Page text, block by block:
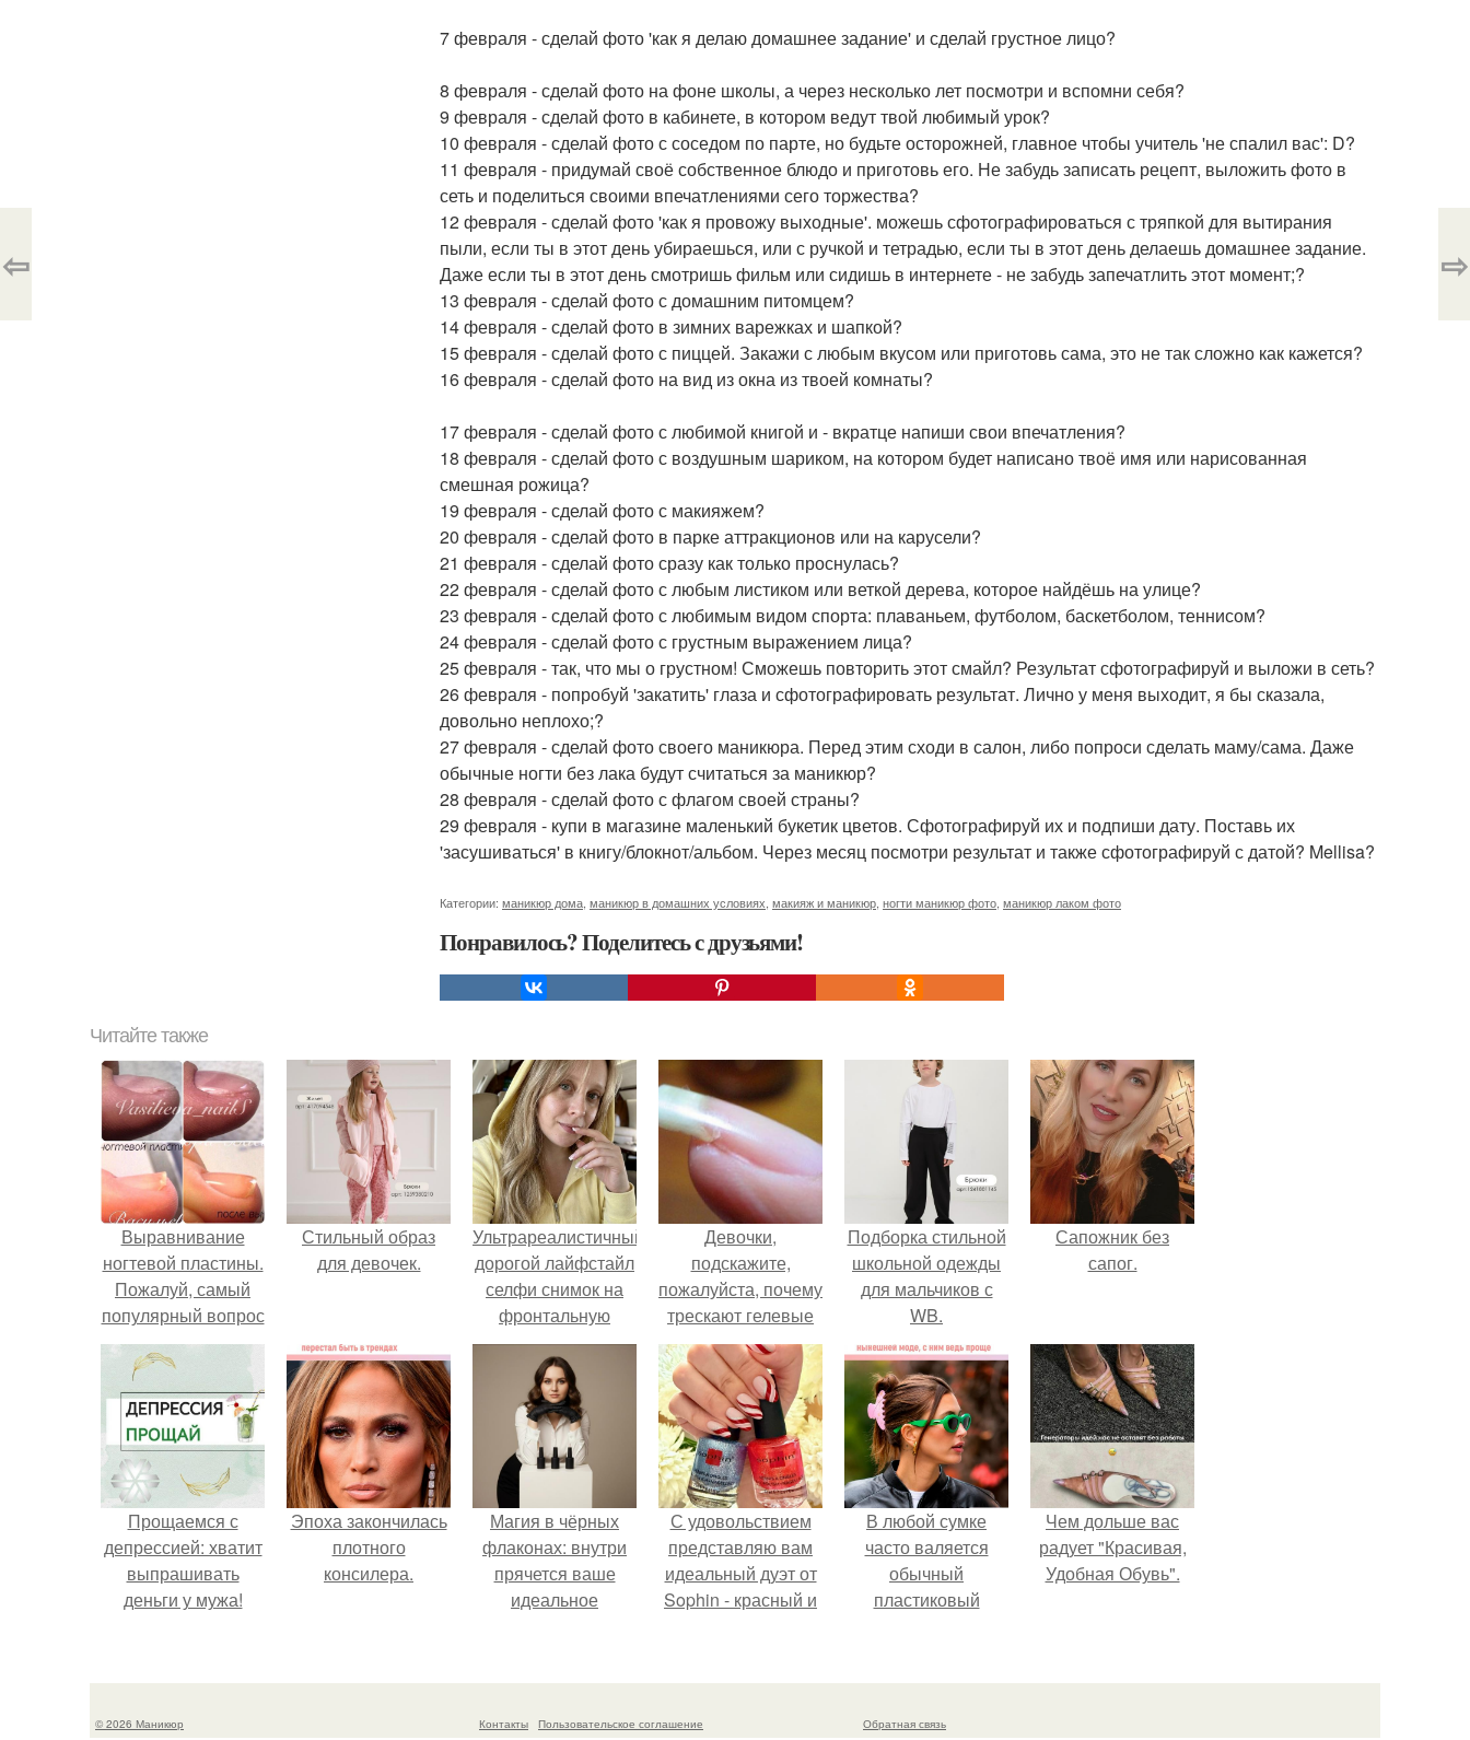
7 февраля - сделай фото 'как я делаю домашнее задание' и сделай грустное лицо?
8 февраля - сделай фото на фоне школы, а через несколько лет посмотри и вспомни себя?
9 февраля - сделай фото в кабинете, в котором ведут твой любимый урок?
10 февраля - сделай фото с соседом по парте, но будьте осторожней, главное чтобы учитель 'не спалил вас': D?
11 февраля - придумай своё собственное блюдо и приготовь его. Не забудь записать рецепт, выложить фото в
сеть и поделиться своими впечатлениями сего торжества?
12 февраля - сделай фото 'как я провожу выходные'. можешь сфотографироваться с тряпкой для вытирания
пыли, если ты в этот день убираешься, или с ручкой и тетрадью, если ты в этот день делаешь домашнее задание.
Даже если ты в этот день смотришь фильм или сидишь в интернете - не забудь запечатлить этот момент;?
13 февраля - сделай фото с домашним питомцем?
14 февраля - сделай фото в зимних варежках и шапкой?
15 февраля - сделай фото с пиццей. Закажи с любым вкусом или приготовь сама, это не так сложно как кажется?
16 февраля - сделай фото на вид из окна из твоей комнаты?
17 февраля - сделай фото с любимой книгой и - вкратце напиши свои впечатления?
18 февраля - сделай фото с воздушным шариком, на котором будет написано твоё имя или нарисованная
смешная рожица?
19 февраля - сделай фото с макияжем?
20 февраля - сделай фото в парке аттракционов или на карусели?
21 февраля - сделай фото сразу как только проснулась?
22 февраля - сделай фото с любым листиком или веткой дерева, которое найдёшь на улице?
23 февраля - сделай фото с любимым видом спорта: плаваньем, футболом, баскетболом, теннисом?
24 февраля - сделай фото с грустным выражением лица?
25 февраля - так, что мы о грустном! Сможешь повторить этот смайл? Результат сфотографируй и выложи в сеть?
26 февраля - попробуй 'закатить' глаза и сфотографировать результат. Лично у меня выходит, я бы сказала,
довольно неплохо;?
27 февраля - сделай фото своего маникюра. Перед этим сходи в салон, либо попроси сделать маму/сама. Даже
обычные ногти без лака будут считаться за маникюр?
28 февраля - сделай фото с флагом своей страны?
29 февраля - купи в магазине маленький букетик цветов. Сфотографируй их и подпиши дату. Поставь их
'засушиваться' в книгу/блокнот/альбом. Через месяц посмотри результат и также сфотографируй с датой? Mellisa?
Категории: маникюр дома маникюр в домашних условиях макияж и маникюр ногти маникюр фото маникюр лаком фото
Понравилось? Поделитесь с друзьями!
⇦ ⇨
Читайте также
Выравнивание
ногтевой пластины.
Пожалуй, самый
популярный вопрос
среди клиентов:
"что такое
выравнивание
ногтевой пластины
и для чего это
нужно
Стильный образ
для девочек.
Ультрареалистичный
дорогой лайфстайл
селфи снимок на
фронтальную
камеру.
Девочки,
подскажите,
пожалуйста, почему
трескают гелевые
ногти по бокам?
Подборка стильной
школьной одежды
для мальчиков с
WB.
Сапожник без
сапог.
Прощаемся с
депрессией: хватит
выпрашивать
деньги у мужа!
Эпоха закончилась
плотного
консилера.
Магия в чёрных
флаконах: внутри
прячется ваше
идеальное
С удовольствием
представляю вам
идеальный дуэт от
Sophin - красный и
номер 0262.
В любой сумке
часто валяется
обычный
пластиковый
Чем дольше вас
радует "Красивая,
Удобная Обувь".
© 2026 Маникюр Контакты Пользовательское соглашение Обратная связь